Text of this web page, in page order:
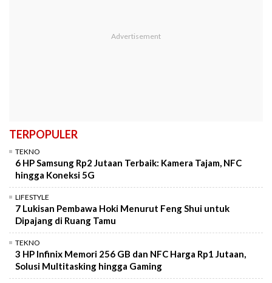
TERPOPULER
TEKNO
6 HP Samsung Rp2 Jutaan Terbaik: Kamera Tajam, NFC
hingga Koneksi 5G
LIFESTYLE
7 Lukisan Pembawa Hoki Menurut Feng Shui untuk
Dipajang di Ruang Tamu
TEKNO
3 HP Infinix Memori 256 GB dan NFC Harga Rp1 Jutaan,
Solusi Multitasking hingga Gaming